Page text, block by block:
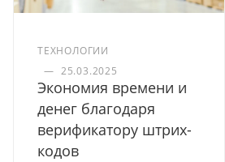
ТЕХНОЛОГИИ
— 25.03.2025
Экономия времени и
денег благодаря
верификатору штрих-
кодов